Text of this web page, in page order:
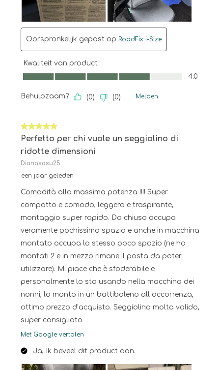
Oorspronkelijk gepost op RoadFix i-Size
Kwaliteit van product
Kwaliteit van product, 4.0 van 5
4.0
Behulpzaam? (0) (0) Melden
5 van 5 sterren.
Perfetto per chi vuole un seggiolino di
ridotte dimensioni
Dianasasu25
een jaar geleden
Comodità alla massima potenza !!!! Super
compatto e comodo, leggero e traspirante,
montaggio super rapido. Da chiuso occupa
veramente pochissimo spazio e anche in macchina
montato occupa lo stesso poco spazio (ne ho
montati 2 e in mezzo rimane il posta da poter
utilizzare). Mi piace che è sfoderabile e
personalmente lo sto usando nella macchina dei
nonni, lo monto in un battibaleno all occorrenza,
ottimo prezzo d’acquisto. Seggiolino molto valido,
super consigliato
Met Google vertalen
Ja, Ik beveel dit product aan.